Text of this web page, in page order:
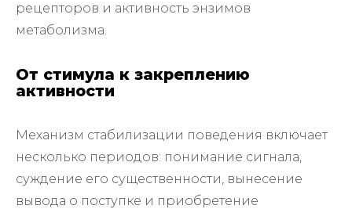
рецепторов и активность энзимов
метаболизма.
От стимула к закреплению
активности
Механизм стабилизации поведения включает
несколько периодов: понимание сигнала,
суждение его существенности, вынесение
вывода о поступке и приобретение